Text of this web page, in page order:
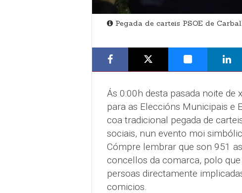
Pegada de carteis PSOE de
Ás 0:00h desta pasada noite de
para as Eleccións Municipais e
coa tradicional pegada de
sociais, nun evento moi
Cómpre lembrar que son 951
concellos da comarca, polo
persoas directamente
comicios.